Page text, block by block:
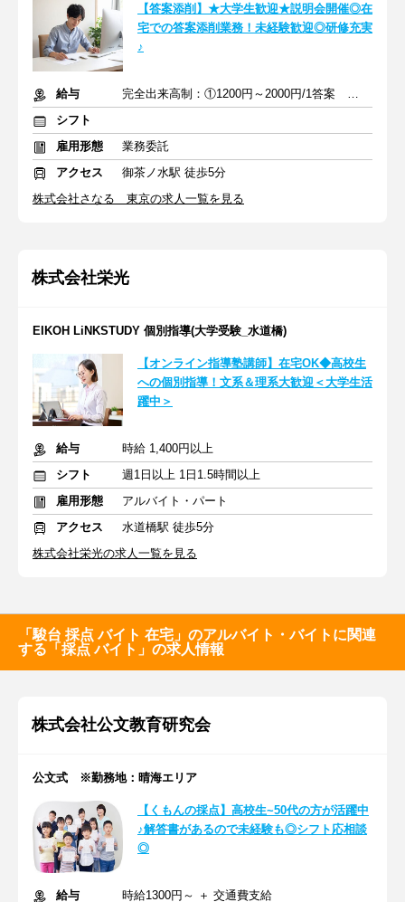
【答案添削】★大学生歓迎★説明会開催◎在
宅での答案添削業務！未経験歓迎◎研修充実
♪
給与
完全出来高制：①1200円～2000円/1答案 ②2000円～4000円/1答案
シフト
雇用形態
業務委託
アクセス
御茶ノ水駅 徒歩5分
株式会社さなる 東京の求人一覧を見る
株式会社栄光
EIKOH LiNKSTUDY 個別指導(大学受験_水道橋)
【オンライン指導塾講師】在宅OK◆高校生
への個別指導！文系＆理系大歓迎＜大学生活
躍中＞
給与
時給 1,400円以上
シフト
週1日以上 1日1.5時間以上
雇用形態
アルバイト・パート
アクセス
水道橋駅 徒歩5分
株式会社栄光の求人一覧を見る
「駿台 採点 バイト 在宅」のアルバイト・バイトに関連
する「採点 バイト」の求人情報
株式会社公文教育研究会
公文式 ※勤務地：晴海エリア
【くもんの採点】高校生~50代の方が活躍中
♪解答書があるので未経験も◎シフト応相談
◎
給与 時給1300円～ ＋ 交通費支給